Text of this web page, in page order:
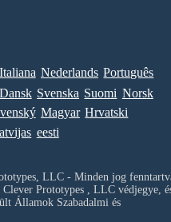
Italiana Nederlands Português
Dansk Svenska Suomi Norsk
Magyar Hrvatski
eesti
LLC - Minden jog
Clever Prototypes , LLCvédjegye,
Államok Szabadalmi és